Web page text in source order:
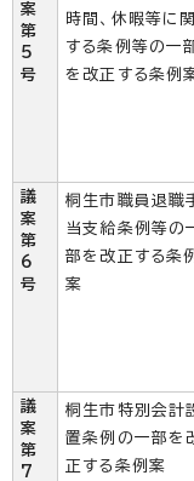
案
第
5
号
時間、休暇等に関
する条例等の一
を改正する条例
議
案
第
6
号
桐生市職員退職
当支給条例等の
部を改正する条例
案
議
案
第
7
桐生市特別会計
置条例の一部を
正する条例案